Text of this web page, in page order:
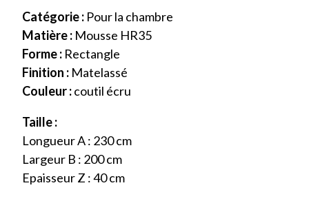
Catégorie : Pour la chambre
Matière : Mousse HR35
Forme : Rectangle
Finition : Matelassé
Couleur :coutil écru
Taille :
Longueur A : 230 cm
Largeur B : 200 cm
Epaisseur Z : 40 cm